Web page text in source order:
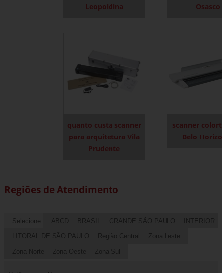
Leopoldina
Osasco
quanto custa scanner
para arquitetura Vila
Prudente
scanner
Belo
Regiões de Atendimento
Selecione: ABCD BRASIL GRANDE SÃO PAULO INTERIOR
LITORAL DE SÃO PAULO Região Central Zona Leste
Zona Norte Zona Oeste Zona Sul